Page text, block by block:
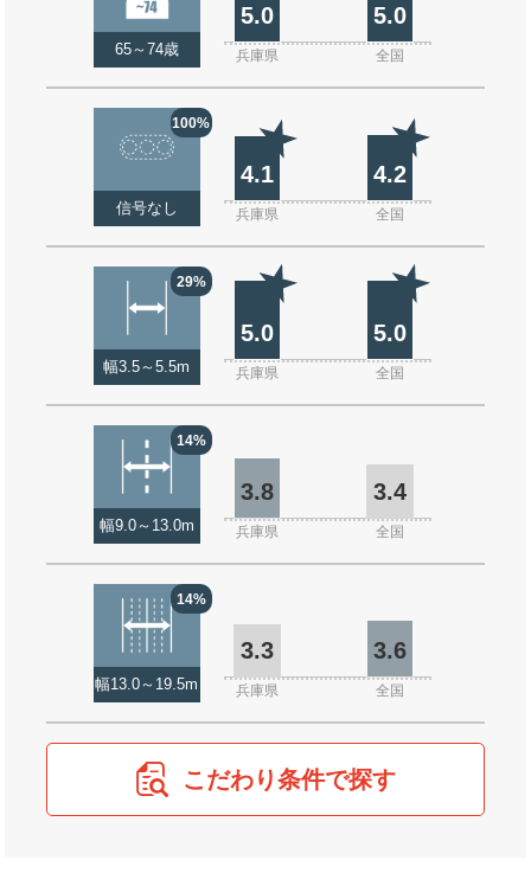
65～74歳
5.0 5.0
兵庫県 全国
100%
信号なし
4.1 4.2
兵庫県 全国
29%
幅3.5～5.5m
5.0 5.0
兵庫県 全国
14%
幅9.0～13.0m
3.8 3.4
兵庫県 全国
14%
幅13.0～19.5m
3.3 3.6
兵庫県 全国
こだわり条件で探す